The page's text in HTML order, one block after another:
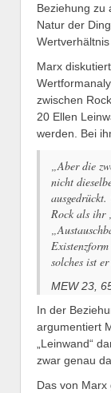
Beziehung zu
Natur der
Marx
zwischen
20 Ellen
werden. Bei
„Aber die
nicht
Rock als ihr
solches ist
MEW 23,
In der
argumentiert
„Leinwand“
zwar genau
Das von Marx